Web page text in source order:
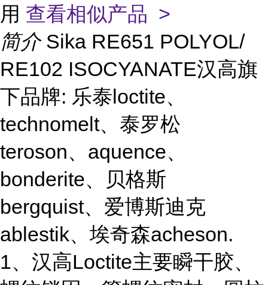
用 查看相似产品 >
简介 Sika RE651 POLYOL/
RE102 ISOCYANATE汉高旗
下品牌: 乐泰loctite、
technomelt、泰罗松
teroson、aquence、
bonderite、贝格斯
bergquist、爱博斯迪克
ablestik、埃奇森acheson.
1、汉高Loctite主要瞬干胶、